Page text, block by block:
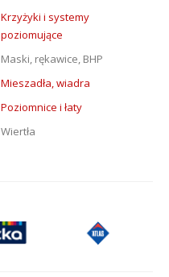
Krzyżyki i systemy
poziomujące
Maski, rękawice, BHP
Mieszadła, wiadra
Poziomnice i łaty
Wiertła